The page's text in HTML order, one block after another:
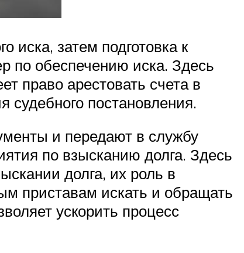
иска, затем подготовка к
по обеспечению иска. Здесь
право арестовать счета в
постановления.
и передают в службу
по взысканию долга. Здесь
долга, их роль в
приставам искать и обращать
ускорить процесс